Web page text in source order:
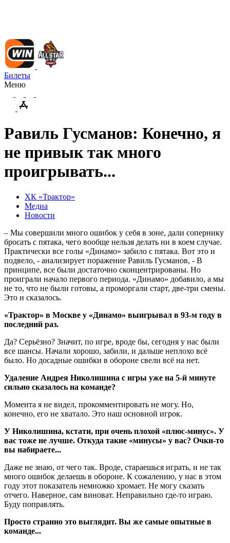
Билеты
Меню
Равиль Гусманов: Конечно, я
не привык так много
проигрывать...
ХК «Трактор»
Медиа
Новости
– Мы совершили много ошибок у себя в зоне, дали сопернику
бросать с пятака, чего вообще нельзя делать ни в коем случае.
Практически все голы «Динамо» забило с пятака. Вот это и
подвело, - анализирует поражение Равиль Гусманов, - В
принципе, все были достаточно сконцентрированы. Но
проиграли начало первого периода. «Динамо» добавило, а мы
не то, что не были готовы, а проморгали старт, две-три смены.
Это и сказалось.
«Трактор» в Москве у «Динамо» выигрывал в 93-м году в
последний раз.
Да? Серьёзно? Значит, по игре, вроде бы, сегодня у нас были
все шансы. Начали хорошо, забили, и дальше неплохо всё
было. Но досадные ошибки в обороне свели всё на нет.
Удаление Андрея Николишина с игры уже на 5-й минуте
сильно сказалось на команде?
Момента я не видел, прокомментировать не могу. Но,
конечно, его не хватало. Это наш основной игрок.
У Николишина, кстати, при очень плохой «плюс-минус». У
вас тоже не лучше. Откуда такие «минусы» у вас? Очки-то
вы набираете...
Даже не знаю, от чего так. Вроде, стараешься играть, и не так
много ошибок делаешь в обороне. К сожалению, у нас в этом
году этот показатель немножко хромает. Не могу сказать
отчего. Наверное, сам виноват. Неправильно где-то играю.
Буду поправлять.
Просто странно это выглядит. Вы же самые опытные в
команде...